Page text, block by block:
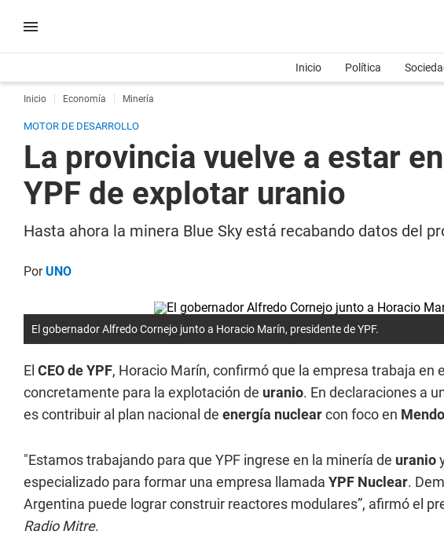
Inicio Política
Inicio Economía Minería
MOTOR DE DESARROLLO
La provincia vuelve a estar
YPF de explotar uranio
Hasta ahora la minera Blue Sky está recabando datos del
PorUNO
El gobernador Alfredo Cornejo junto a Horacio Marín, presidente de YPF.
El CEO de YPF, Horacio Marín, confirmó que la empresa trabaja en
concretamente para la explotación de uranio. En declaraciones a
es contribuir al plan nacional de energía nuclearcon foco en
"Estamos trabajando para que YPF ingrese en la minería de uranio
especializado para formar una empresa llamada YPF Nuclear.
Argentina puede lograr construir reactores modulares”, afirmó el
Radio Mitre.